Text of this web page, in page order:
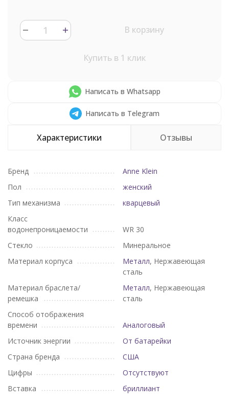
В корзину
Купить в 1 клик
Написать в Whatsapp
Написать в Telegram
Характеристики Отзывы
Бренд
Anne Klein
Пол
женский
Тип механизма
кварцевый
Класс
водонепроницаемости
WR 30
Стекло
Минеральное
Материал корпуса
Металл, Нержавеющая
сталь
Материал браслета/
ремешка
Металл, Нержавеющая
сталь
Способ отображения
времени
Аналоговый
Источник энергии
От батарейки
Страна бренда
США
Цифры
Отсутствуют
Вставка
бриллиант